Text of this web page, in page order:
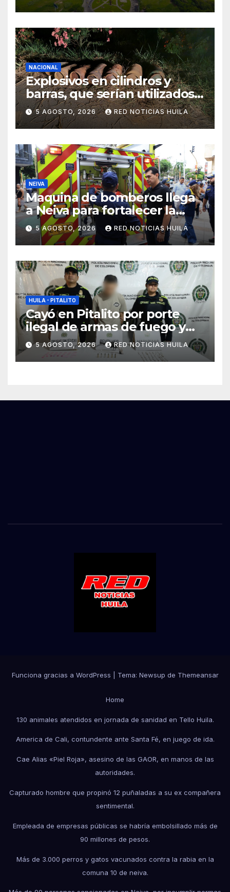
NACIONAL
Explosivos en cilindros y
barras, que serían utilizados
en Cali, fueron incautados
por la Policía
5 AGOSTO, 2026 RED NOTICIAS HUILA
NEIVA
Maquina de bomberos llega
a Neiva para fortalecer la
asistencia en las
emergencias ocasionadas
por el fenómeno del niño
5 AGOSTO, 2026 RED NOTICIAS HUILA
HUILA - PITALITO
Cayó en Pitalito por porte
ilegal de armas de fuego y
tráfico de estupefacientes
5 AGOSTO, 2026 RED NOTICIAS HUILA
Funciona gracias a WordPress Tema: Newsup de Themeansar
Home
130 animales atendidos en jornada de sanidad en Tello Huila.
America de Cali, contundente ante Santa Fé, en juego de ida.
Cae Alias «Piel Roja», asesino de las GAOR, en manos de las
autoridades.
Capturado hombre que propinó 12 puñaladas a su ex compañera
sentimental.
Empleada de empresas públicas se habría embolsillado más de
90 millones de pesos.
Más de 3.000 perros y gatos vacunados contra la rabia en la
comuna 10 de neiva.